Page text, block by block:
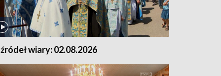
wiary: 02.08.2026